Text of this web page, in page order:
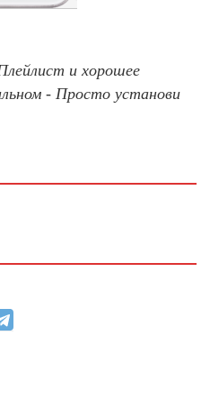
и хорошее
- Просто установи